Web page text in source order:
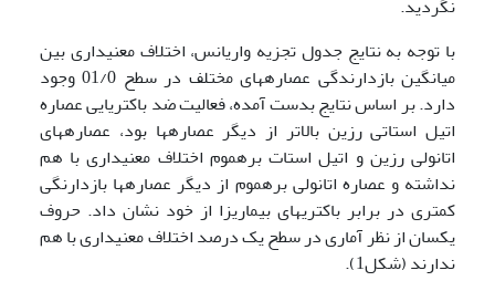
با توجه به نتایج جدول تجزیه واریانس، اختلاف معنی­داری بین
میانگین بازدارندگی عصاره­های مختلف در سطح 01/0 وجود
دارد. بر اساس نتایج بدست آمده، فعالیت ضد باکتریایی عصاره
اتیل استاتی رزین بالاتر از دیگر عصاره­ها بود، عصاره­های
اتانولی رزین و اتیل استات بره­موم اختلاف معنی­داری با هم
نداشته و عصاره اتانولی بره­موم از دیگر عصاره­ها بازدارنگی
کمتری در برابر باکتری­های بیماری­زا از خود نشان داد. حروف
یکسان از نظر آماری در سطح یک درصد اختلاف معنی­داری با هم
ندارند (شکل1).